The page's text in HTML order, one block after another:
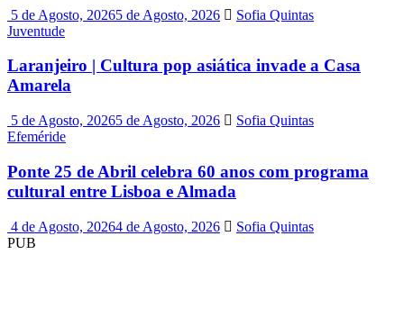
5 de Agosto, 20265 de Agosto, 2026
Sofia Quintas
Juventude
Laranjeiro | Cultura pop asiática invade a Casa
Amarela
5 de Agosto, 20265 de Agosto, 2026
Sofia Quintas
Efeméride
Ponte 25 de Abril celebra 60 anos com programa
cultural entre Lisboa e Almada
4 de Agosto, 20264 de Agosto, 2026
Sofia Quintas
PUB